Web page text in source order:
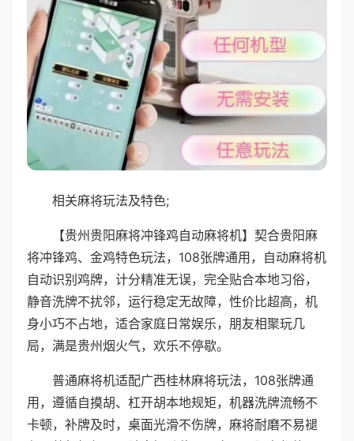
相关麻将玩法及特色;
【贵州贵阳麻将冲锋鸡自动麻将机】契合贵阳麻
将冲锋鸡、金鸡特色玩法，108张牌通用，自动麻将机
自动识别鸡牌，计分精准无误，完全贴合本地习俗，
静音洗牌不扰邻，运行稳定无故障，性价比超高，机
身小巧不占地，适合家庭日常娱乐，朋友相聚玩几
局，满是贵州烟火气，欢乐不停歇。
普通麻将机适配广西桂林麻将玩法，108张牌通
用，遵循自摸胡、杠开胡本地规矩，机器洗牌流畅不
卡顿，补牌及时，桌面光滑不伤牌，麻将耐磨不易褪